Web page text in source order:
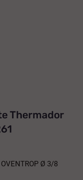
Thermador
Ø 3/8